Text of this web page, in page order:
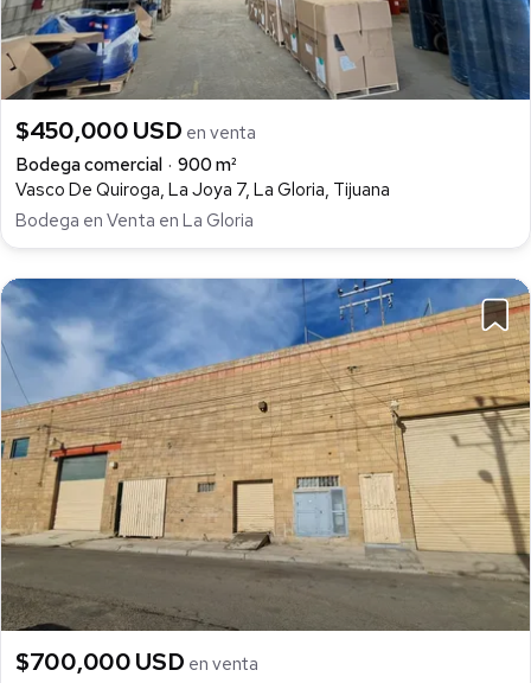
$450,000 USD en venta
Bodega comercial
900 m²
Vasco De Quiroga, La Joya 7, La Gloria, Tijuana
Bodega en Venta en La Gloria
$700,000 USD en venta